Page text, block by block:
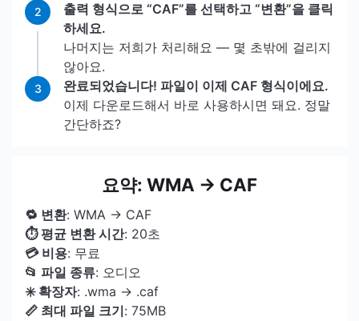
2
출력 형식으로 “CAF”를 선택하고 “변환”을 클릭
하세요.
나머지는 저희가 처리해요 — 몇 초밖에 걸리지
않아요.
3
완료되었습니다! 파일이 이제 CAF 형식이에요.
이제 다운로드해서 바로 사용하시면 돼요. 정말
간단하죠?
요약: WMA → CAF
🔁 변환: WMA → CAF
⏱ 평균 변환 시간: 20초
💳 비용: 무료
📂 파일 종류: 오디오
✳️ 확장자: .wma → .caf
📏 최대 파일 크기: 75MB